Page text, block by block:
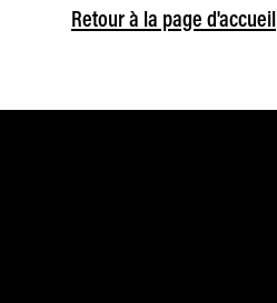
Retour à la page d'accueil